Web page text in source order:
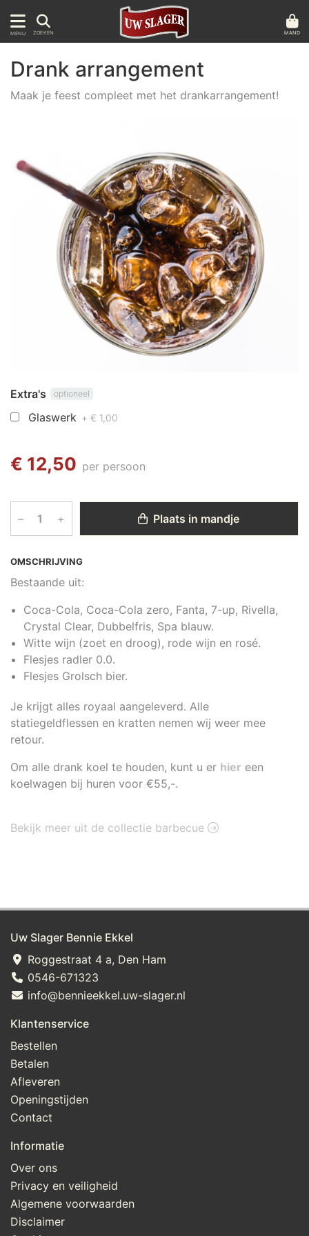
MENU ZOEKEN MAND
OMSCHRIJVING
Bestaande uit:
Coca-Cola, Coca-Cola zero, Fanta, 7-up, Rivella,
Crystal Clear, Dubbelfris, Spa blauw.
Witte wijn (zoet en droog), rode wijn en rosé.
Flesjes radler 0.0.
Flesjes Grolsch bier.
Je krijgt alles royaal aangeleverd. Alle
statiegeldflessen en kratten nemen wij weer mee
retour.
Om alle drank koel te houden, kunt u er hier een
koelwagen bij huren voor €55,-.
Drank arrangement
Maak je feest compleet met het drankarrangement!
Extra's optioneel
Glaswerk + € 1,00
€ 12,50 per persoon
– + Plaats in mandje
Bekijk meer uit de collectie barbecue
Uw Slager Bennie Ekkel
Roggestraat 4 a, Den Ham
0546-671323
info@bennieekkel.uw-slager.nl
Klantenservice
Bestellen
Betalen
Afleveren
Openingstijden
Contact
Informatie
Over ons
Privacy en veiligheid
Algemene voorwaarden
Disclaimer